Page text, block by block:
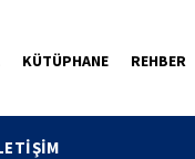
KÜTÜPHANE REHBER